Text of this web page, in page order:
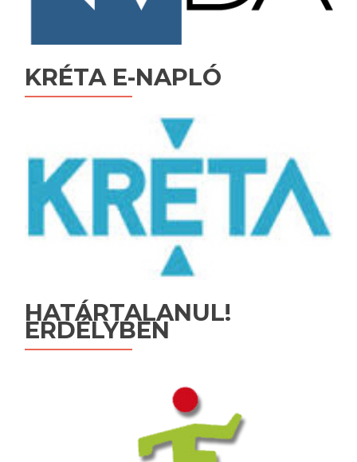
KRÉTA E-NAPLÓ
HATÁRTALANUL!
ERDÉLYBEN